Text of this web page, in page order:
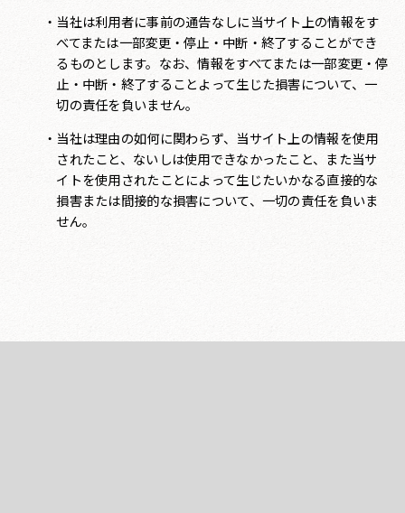
当社は利用者に事前の通告なしに当サイト上の情報をす
べてまたは一部変更・停止・中断・終了することができ
るものとします。なお、情報をすべてまたは一部変更・停
止・中断・終了することよって生じた損害について、一
切の責任を負いません。
当社は理由の如何に関わらず、当サイト上の情報を使用
されたこと、ないしは使用できなかったこと、また当サ
イトを使用されたことによって生じたいかなる直接的な
損害または間接的な損害について、一切の責任を負いま
せん。